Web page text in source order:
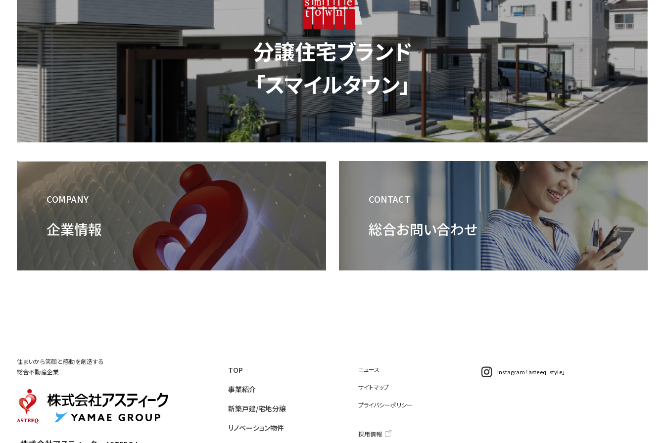
分譲住宅ブランド
「スマイルタウン」
COMPANY
企業情報
CONTACT
総合お問い合わせ
住まいから笑顔と感動を創造する
総合不動産企業
TOP
事業紹介
新築戸建/宅地分譲
リノベーション物件
ニュース
サイトマップ
プライバシーポリシー
採用情報
Instagram「asteeq_style」